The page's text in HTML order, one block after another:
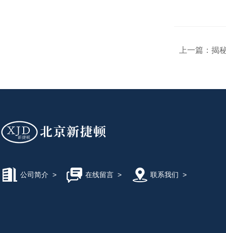
上一篇： 揭
公司简介 > 在线留言> 联系我们 >